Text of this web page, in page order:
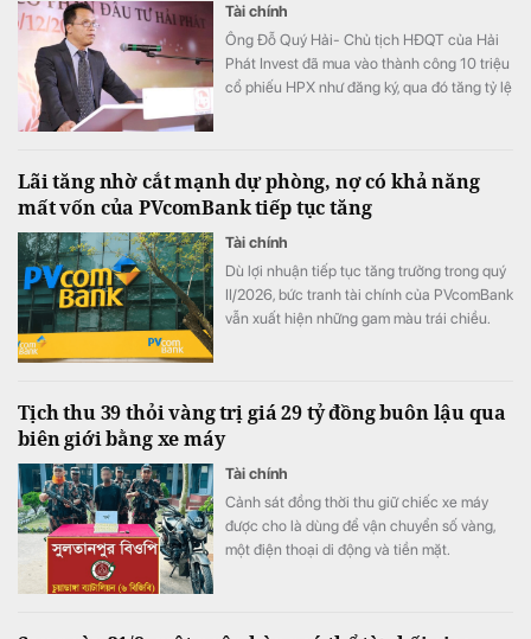
Tài chính
Ông Đỗ Quý Hải- Chủ tịch HĐQT của Hải
Phát Invest đã mua vào thành công 10 triệu
cổ phiếu HPX như đăng ký, qua đó tăng tỷ lệ
Lãi tăng nhờ cắt mạnh dự phòng, nợ có khả năng
mất vốn của PVcomBank tiếp tục tăng
Tài chính
Dù lợi nhuận tiếp tục tăng trưởng trong quý
II/2026, bức tranh tài chính của PVcomBank
vẫn xuất hiện những gam màu trái chiều.
có khả năng mất vốn (nợ nhóm 5) tiếp tục
tăng gần 20%, lên sát 3.900 tỷ đồng.
Tịch thu 39 thỏi vàng trị giá 29 tỷ đồng buôn lậu qua
biên giới bằng xe máy
Tài chính
Cảnh sát đồng thời thu giữ chiếc xe máy
được cho là dùng để vận chuyển số vàng,
một điện thoại di động và tiền mặt.